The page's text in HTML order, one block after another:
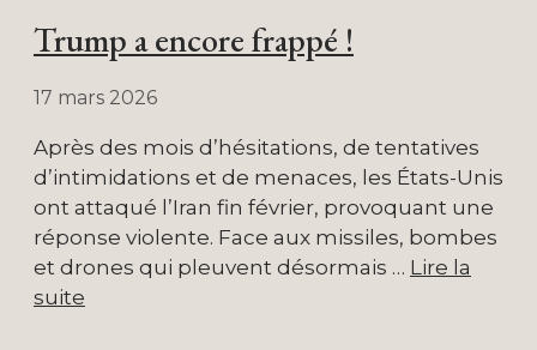
Trump a encore frappé !
17 mars 2026
Après des mois d’hésitations, de tentatives
d’intimidations et de menaces, les États-Unis
ont attaqué l’Iran fin février, provoquant une
réponse violente. Face aux missiles, bombes
et drones qui pleuvent désormais … Lire la
suite